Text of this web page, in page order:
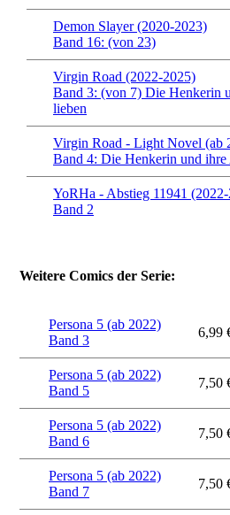
Demon Slayer (2020-2023)
Band 16: (von 23)
Virgin Road (2022-2025)
Band 3: (von 7) Die Henkerin
lieben
Virgin Road - Light Novel (ab
Band 4: Die Henkerin und
YoRHa - Abstieg 11941
Band 2
Weitere Comics der Serie:
Persona 5 (ab 2022)
Band 3
6,99
Persona 5 (ab 2022)
Band 5
7,50
Persona 5 (ab 2022)
Band 6
7,50
Persona 5 (ab 2022)
Band 7
7,50